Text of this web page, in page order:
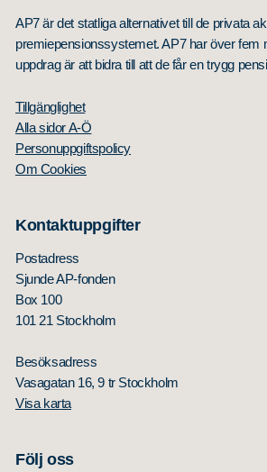
AP7 är det statliga alternativet till de privata
premiepensionssystemet. AP7 har över fem
uppdrag är att bidra till att de får en trygg
Tillgänglighet
Alla sidor A-Ö
Personuppgiftspolicy
Om Cookies
Kontaktuppgifter
Postadress
Sjunde AP-fonden
Box 100
101 21 Stockholm
Besöksadress
Vasagatan 16, 9 tr Stockholm
Visa karta
Följ oss